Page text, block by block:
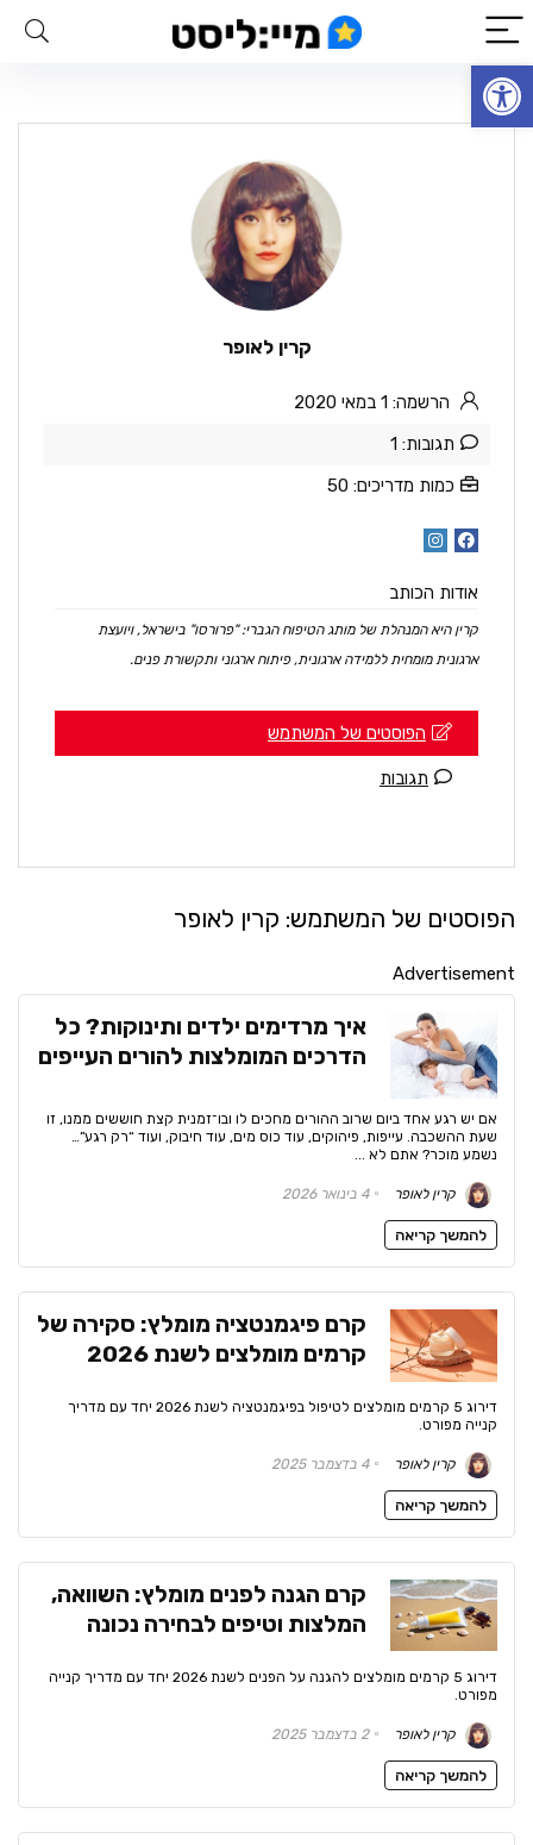
פתח סרגל נגישות
קרין לאופר
הרשמה: 1 במאי 2020
תגובות: 1
כמות מדריכים: 50
אודות הכותב
קרין היא המנהלת של מותג הטיפוח הגברי: "פרורסו" בישראל, ויועצת
ארגונית מומחית ללמידה ארגונית, פיתוח ארגוני ותקשורת פנים.
הפוסטים של המשתמש
תגובות
הפוסטים של המשתמש: קרין לאופר
Advertisement
איך מרדימים ילדים ותינוקות? כל
הדרכים המומלצות להורים העייפים
אם יש רגע אחד ביום שרוב ההורים מחכים לו ובו־זמנית קצת חוששים ממנו, זו
שעת ההשכבה. עייפות, פיהוקים, עוד כוס מים, עוד חיבוק, ועוד “רק רגע”…
נשמע מוכר? אתם לא ...
קרין לאופר 4 בינואר 2026
להמשך קריאה
קרם פיגמנטציה מומלץ: סקירה של
קרמים מומלצים לשנת 2026
דירוג 5 קרמים מומלצים לטיפול בפיגמנטציה לשנת 2026 יחד עם מדריך
קנייה מפורט.
קרין לאופר 4 בדצמבר 2025
להמשך קריאה
קרם הגנה לפנים מומלץ: השוואה,
המלצות וטיפים לבחירה נכונה
דירוג 5 קרמים מומלצים להגנה על הפנים לשנת 2026 יחד עם מדריך קנייה
מפורט.
קרין לאופר 2 בדצמבר 2025
להמשך קריאה